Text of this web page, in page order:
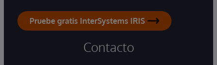
Pruebe gratis InterSystems IRIS
Contacto